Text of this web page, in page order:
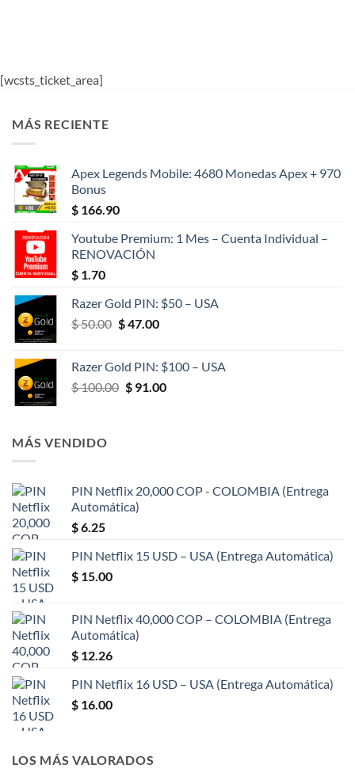
[wcsts_ticket_area]
MÁS RECIENTE
Apex Legends Mobile: 4680 Monedas Apex + 970
Bonus
$ 166.90
Youtube Premium: 1 Mes – Cuenta Individual –
RENOVACIÓN
$ 1.70
Razer Gold PIN: $50 – USA
$50.00 El
era:
$ 50.00.
$47.00El
es:
$ 47.00.
Razer Gold PIN: $100 – USA
$100.00 El
$91.00El
MÁS VENDIDO
PIN Netflix 20,000 COP - COLOMBIA (Entrega
Automática)
$6.25
PIN Netflix 15 USD – USA (Entrega Automática)
$ 15.00
PIN Netflix 40,000 COP – COLOMBIA (Entrega
Automática)
$ 12.26
PIN Netflix 16 USD – USA (Entrega Automática)
$ 16.00
LOS MÁS VALORADOS